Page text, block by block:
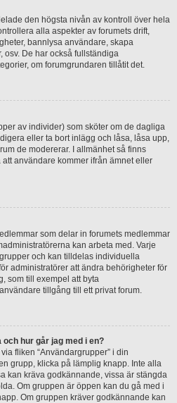
den högsta nivån av kontroll över hela
alla aspekter av forumets drift,
bannlysa användare, skapa
osv. De har också fullständiga
om forumgrundaren tillåtit det.
av individer) som sköter om de dagliga
eller ta bort inlägg och låsa, låsa upp,
de modererar. I allmänhet så finns
användare kommer ifrån ämnet eller
som delar in forumets medlemmar
kan arbeta med. Varje
och kan tilldelas individuella
administratörer att ändra behörigheter för
som till exempel att byta
tillgång till ett privat forum.
hur går jag med i en?
fliken “Användargrupper” i din
grupp, klicka på lämplig knapp. Inte alla
kan kräva godkännande, vissa är stängda
Om gruppen är öppen kan du gå med i
Om gruppen kräver godkännande kan